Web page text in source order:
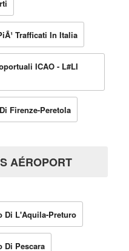
Trafficati In Italia
ICAO - L#LI
Firenze-Peretola
AÉROPORT
Di L'Aquila-Preturo
Di Pescara